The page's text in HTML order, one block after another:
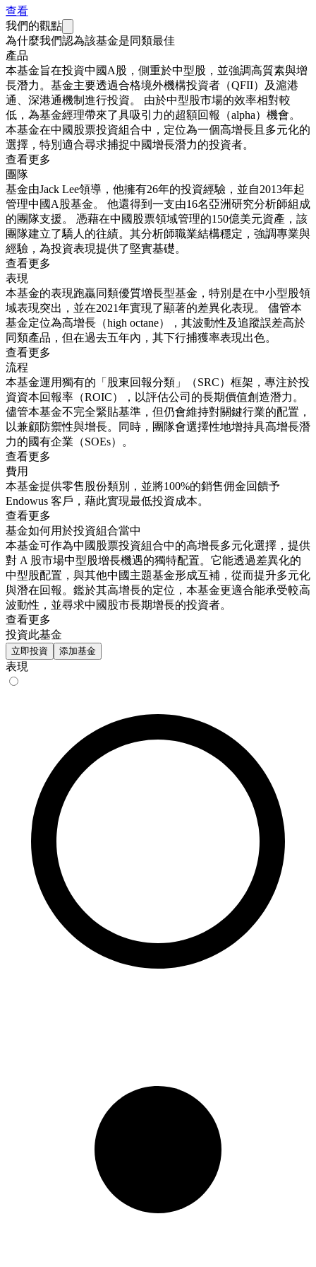
查看
我們的觀點
為什麼我們認為該基金是同類最佳
產品
本基金旨在投資中國A股，側重於中型股，並強調高質素與增
長潛力。基金主要透過合格境外機構投資者（QFII）及滬港
通、深港通機制進行投資。 由於中型股市場的效率相對較
低，為基金經理帶來了具吸引力的超額回報（alpha）機會。
本基金在中國股票投資組合中，定位為一個高增長且多元化的
選擇，特別適合尋求捕捉中國增長潛力的投資者。
查看更多
團隊
基金由Jack Lee領導，他擁有26年的投資經驗，並自2013年起
管理中國A股基金。 他還得到一支由16名亞洲研究分析師組成
的團隊支援。 憑藉在中國股票領域管理的150億美元資產，該
團隊建立了驕人的往績。其分析師職業結構穩定，強調專業與
經驗，為投資表現提供了堅實基礎。
查看更多
表現
本基金的表現跑贏同類優質增長型基金，特別是在中小型股領
域表現突出，並在2021年實現了顯著的差異化表現。 儘管本
基金定位為高增長（high octane），其波動性及追蹤誤差高於
同類產品，但在過去五年內，其下行捕獲率表現出色。
查看更多
流程
本基金運用獨有的「股東回報分類」（SRC）框架，專注於投
資資本回報率（ROIC），以評估公司的長期價值創造潛力。
儘管本基金不完全緊貼基準，但仍會維持對關鍵行業的配置，
以兼顧防禦性與增長。同時，團隊會選擇性地增持具高增長潛
力的國有企業（SOEs）。
查看更多
費用
本基金提供零售股份類別，並將100%的銷售佣金回饋予
Endowus 客戶，藉此實現最低投資成本。
查看更多
基金如何用於投資組合當中
本基金可作為中國股票投資組合中的高增長多元化選擇，提供
對 A 股市場中型股增長機遇的獨特配置。它能透過差異化的
中型股配置，與其他中國主題基金形成互補，從而提升多元化
與潛在回報。鑑於其高增長的定位，本基金更適合能承受較高
波動性，並尋求中國股市長期增長的投資者。
查看更多
投資此基金
立即投資 添加基金
表現